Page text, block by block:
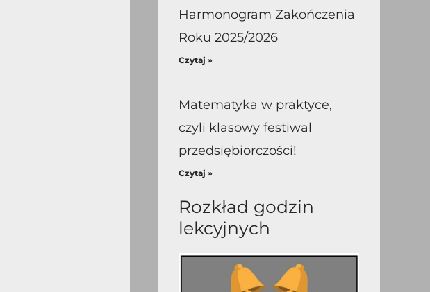
Harmonogram Zakończenia
Roku 2025/2026
Czytaj »
Matematyka w praktyce,
czyli klasowy festiwal
przedsiębiorczości!
Czytaj »
Rozkład godzin
lekcyjnych